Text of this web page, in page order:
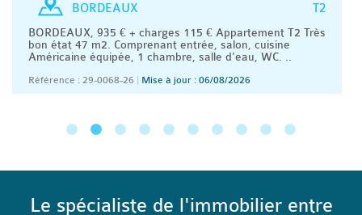
T2
BORDEAUX
BORDEAUX, 935 € + charges 115 € Appartement T2 Très
bon état 47 m2. Comprenant entrée, salon, cuisine
Américaine équipée, 1 chambre, salle d'eau, WC. ..
Référence : 29-0068-26 Mise à jour : 06/08/2026
Le spécialiste de l'immobilier entre